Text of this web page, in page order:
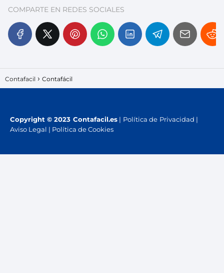
COMPARTE EN REDES SOCIALES
Contafacil Contafácil
Copyright © 2023 Contafacil.es| Política de Privacidad |
Aviso Legal | Política de Cookies